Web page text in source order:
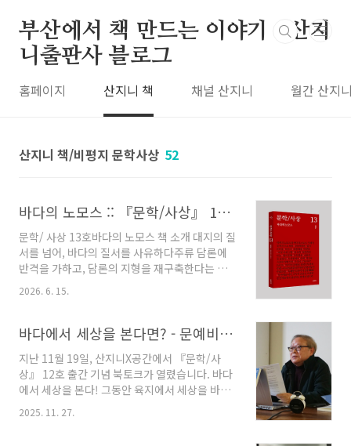
부산에서 책 만드는 이야기 : 산지
니출판사 블로그
홈페이지 산지니 책 채널 산지니 월간 산지
산지니 책/비평지 문학사상 52
바다의 노모스 :: 『문학/사상』 13호 책 소개
문학/ 사상 13호바다의 노모스 책 소개 대지의 질
서를 넘어, 바다의 질서를 사유하다주류 담론에
반격을 가하고, 담론의 지형을 재구축한다는 취
지로 2020년 6월 창간한 반년간 문예비평지
『문학/사상』이 13호를 발간한다. 이번 호 표제
특집이 바다를 감각과 정동의 차원에서 새롭게
서의 구조 변화를 읽어낸다. 식민 바다와 냉전 바
다를 지나 탈냉전의 시대에 이른 지금, 바다는 더
이상 자연적 배경이 아니라 전쟁과 기술, 자본과
생태, 국가와 공동체가 교차하는 정치적 공간으
2026. 6. 15.
바다에서 세상을 본다면? - 문예비평지 『문학/사상』 12호-바다정동 출간 기념 구모룡 문학평론가와의 대화 :: 북토크 후기글
지난 11월 19일, 산지니X공간에서 『문학/사
상』 12호 출간 기념 북토크가 열렸습니다. 바다
에서 세상을 본다! 그동안 육지에서 세상을 바라
보는 데 익숙했던 우리에게 신선한 울림을 주는
시간이었습니다. 주제 기획부터 원고 청탁까지,
2025. 11. 27.